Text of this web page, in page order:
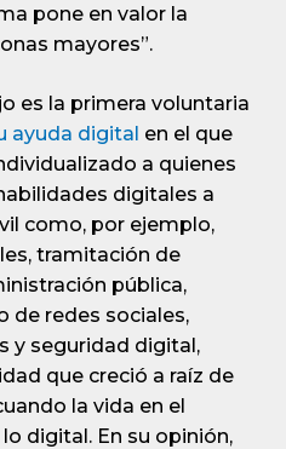
pone en valor la
mayores”.
es la primera voluntaria
ayuda digital en el que
a quienes
digitales a
como, por ejemplo,
tramitación de
pública,
de redes sociales,
y seguridad digital,
que creció a raíz de
la vida en el
digital. En su opinión,